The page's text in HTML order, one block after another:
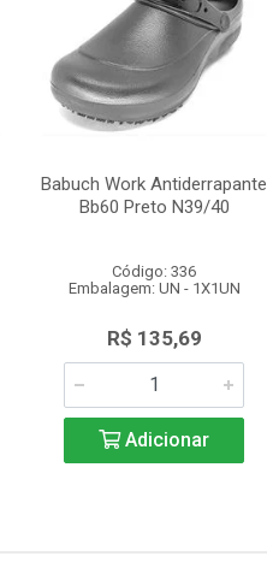
Babuch Work Antiderrapante
Bb60 Preto N39/40
Código: 336
Embalagem: UN - 1X1UN
R$ 135,69
Adicionar